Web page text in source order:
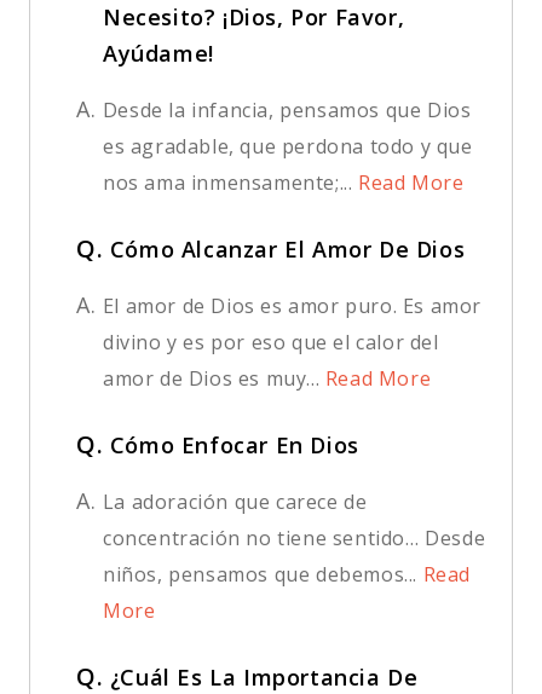
Necesito? ¡Dios, Por Favor,
Ayúdame!
A. Desde la infancia, pensamos que Dios
es agradable, que perdona todo y que
nos ama inmensamente;... Read More
Q. Cómo Alcanzar El Amor De Dios
A. El amor de Dios es amor puro. Es amor
divino y es por eso que el calor del
amor de Dios es muy... Read More
Q. Cómo Enfocar En Dios
A. La adoración que carece de
concentración no tiene sentido… Desde
niños, pensamos que debemos... Read
More
Q. ¿Cuál Es La Importancia De